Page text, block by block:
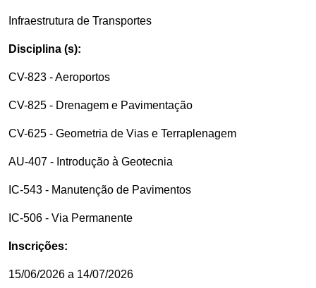
Infraestrutura de Transportes
Disciplina (s):
CV-823 - Aeroportos
CV-825 - Drenagem e Pavimentação
CV-625 - Geometria de Vias e Terraplenagem
AU-407 - Introdução à Geotecnia
IC-543 - Manutenção de Pavimentos
IC-506 - Via Permanente
Inscrições:
15/06/2026 a 14/07/2026